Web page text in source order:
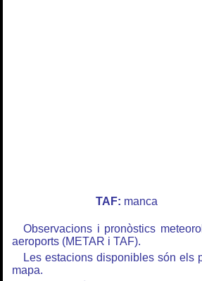
TAF: manca
Observacions i pronòstics
aeroports (METAR i TAF).
Les estacions disponibles són els
mapa.